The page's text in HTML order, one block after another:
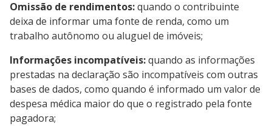
Omissão de rendimentos:quando o contribuinte
deixa de informar uma fonte de renda, como um
trabalho autônomo ou aluguel de imóveis;
Informações incompatíveis:quando as informações
prestadas na declaração são incompatíveis com outras
bases de dados, como quando é informado um valor de
despesa médica maior do que o registrado pela fonte
pagadora;